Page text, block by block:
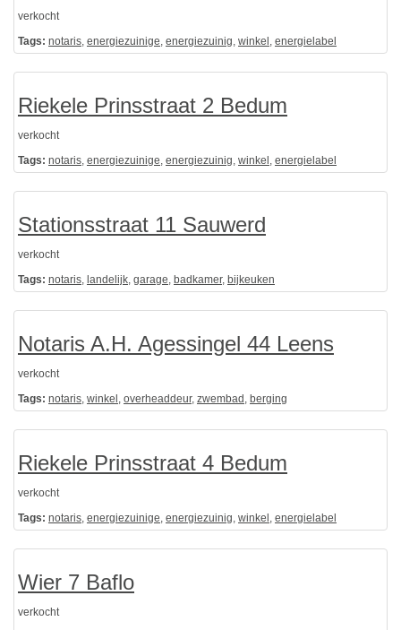
verkocht
Tags: notaris, energiezuinige, energiezuinig, winkel , energielabel
Riekele Prinsstraat 2 Bedum
verkocht
Tags: notaris, energiezuinige, energiezuinig, winkel , energielabel
Stationsstraat 11 Sauwerd
verkocht
Tags: notaris, landelijk, garage, badkamer, bijkeuken
Notaris A.H. Agessingel 44 Leens
verkocht
Tags: notaris, winkel , overheaddeur, zwembad , berging
Riekele Prinsstraat 4 Bedum
verkocht
Tags: notaris, energiezuinige, energiezuinig, winkel , energielabel
Wier 7 Baflo
verkocht